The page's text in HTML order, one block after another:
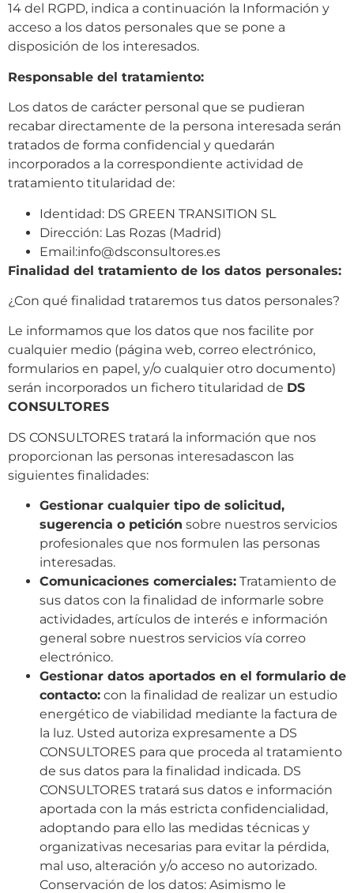
14 del RGPD, indica a continuación la Información y
acceso a los datos personales que se pone a
disposición de los interesados.
Responsable del tratamiento:
Los datos de carácter personal que se pudieran
recabar directamente de la persona interesada serán
tratados de forma confidencial y quedarán
incorporados a la correspondiente actividad de
tratamiento titularidad de:
Identidad: DS GREEN TRANSITION SL
Dirección: Las Rozas (Madrid)
Email:info@dsconsultores.es
Finalidad del tratamiento de los datos personales:
¿Con qué finalidad trataremos tus datos personales?
Le informamos que los datos que nos facilite por
cualquier medio (página web, correo electrónico,
formularios en papel, y/o cualquier otro documento)
serán incorporados un fichero titularidad de DS
CONSULTORES
DS CONSULTORES tratará la información que nos
proporcionan las personas interesadascon las
siguientes finalidades:
Gestionar cualquier tipo de solicitud,
sugerencia o petición sobre nuestros servicios
profesionales que nos formulen las personas
interesadas.
Comunicaciones comerciales​: Tratamiento de
sus datos con la finalidad de informarle sobre
actividades, artículos de interés e información
general sobre nuestros servicios vía correo
electrónico.
Gestionar datos aportados en el formulario de
contacto: con la finalidad de realizar un estudio
energético de viabilidad mediante la factura de
la luz. Usted autoriza expresamente a DS
CONSULTORES para que proceda al tratamiento
de sus datos para la finalidad indicada. DS
CONSULTORES tratará sus datos e información
aportada con la más estricta confidencialidad,
adoptando para ello las medidas técnicas y
organizativas necesarias para evitar la pérdida,
mal uso, alteración y/o acceso no autorizado.
Conservación de los datos: Asimismo le